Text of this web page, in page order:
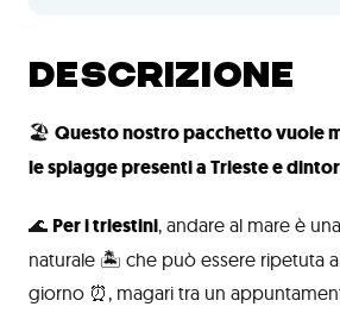
DESCRIZIONE
🏖️ Questo nostro pacchetto vuole
le spiagge presenti a Trieste e
🌊 Per i triestini, andare al mare è
naturale 🏝️ che può essere ripetuta
giorno ⏰, magari tra un